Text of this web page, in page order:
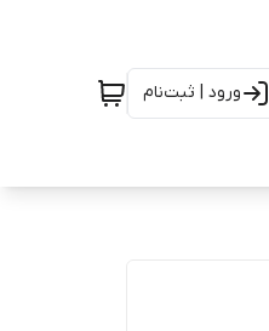
ورود | ثبت‌نام